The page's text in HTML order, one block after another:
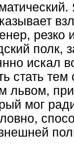
резко
полк,
искал
стать
львом,
мог